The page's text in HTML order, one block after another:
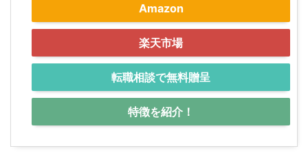
Amazon
楽天市場
転職相談で無料贈呈
特徴を紹介！